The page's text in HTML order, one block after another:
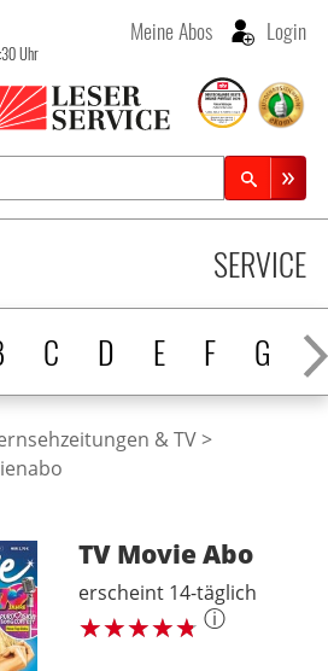
Uhr
Meine Abos Login
C D E F G H
SERVICE
& TV
TV Movie Abo
erscheint 14-täglich
ⓘ